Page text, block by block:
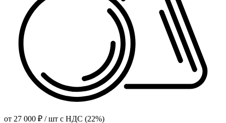
от 27 000 ₽ / шт с НДС (22%)